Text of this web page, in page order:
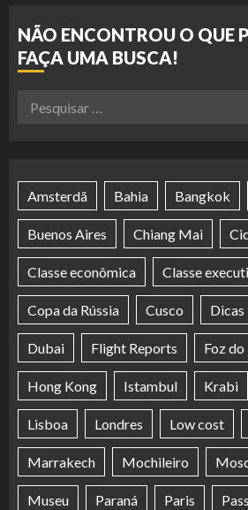
NÃO ENCONTROU O QUE
FAÇA UMA BUSCA!
Pesquisar
Amsterdã Bahia Bangkok
Buenos Aires Chiang Mai
Classe econômica Classe
Copa da Rússia Cusco Dicas
Dubai Flight Reports Foz do
Hong Kong Istambul Krabi
Lisboa Londres Low cost
Marrakech Mochileiro
Museu Paraná Paris